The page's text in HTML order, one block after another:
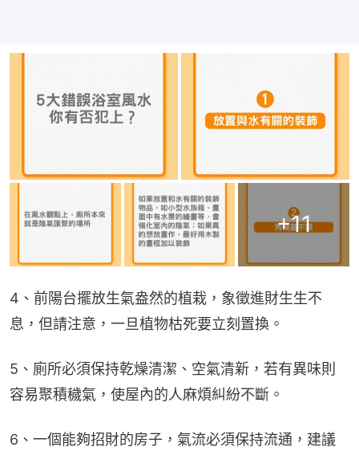
+11
4、前陽台擺放生氣盎然的植栽，象徵進財生生不
息，但請注意，一旦植物枯死要立刻置換。
5、廁所必須保持乾燥清潔、空氣清新，若有異味則
容易聚積穢氣，使屋內的人麻煩糾紛不斷。
6、一個能夠招財的房子，氣流必須保持流通，建議